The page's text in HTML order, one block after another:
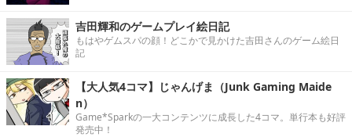
吉田輝和のゲームプレイ絵日記
もはやゲムスパの顔！どこかで見かけた吉田さんのゲーム絵日
記
【大人気4コマ】じゃんげま（Junk Gaming Maide
n）
Game*Sparkの一大コンテンツに成長した4コマ。単行本も好評
発売中！